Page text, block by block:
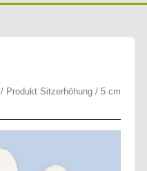
/ Produkt Sitzerhöhung / 5 cm